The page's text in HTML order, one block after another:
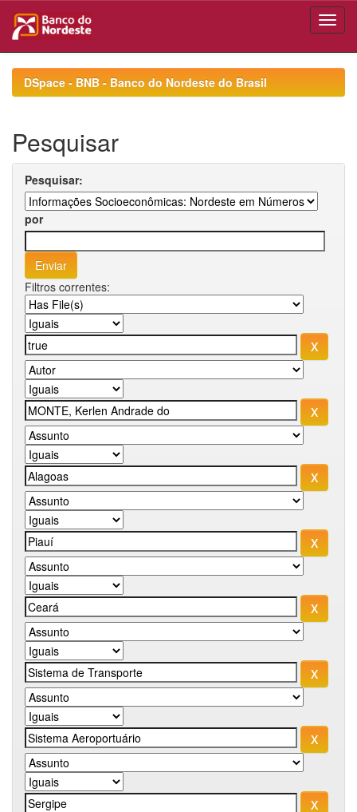
navigationDSpace - BNB - Banco do Nordeste do Brasil
Pesquisar
Pesquisar:
por
Filtros correntes: